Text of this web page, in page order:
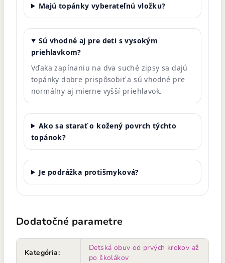
Majú topánky vyberateľnú vložku?
Sú vhodné aj pre deti s vysokým
priehlavkom?
Vďaka zapínaniu na dva suché zipsy sa dajú
topánky dobre prispôsobiť a sú vhodné pre
normálny aj mierne vyšší priehlavok.
Ako sa starať o kožený povrch týchto
topánok?
Je podrážka protišmyková?
Dodatočné parametre
Kategória:
Detská obuv od prvých krokov až
po školákov